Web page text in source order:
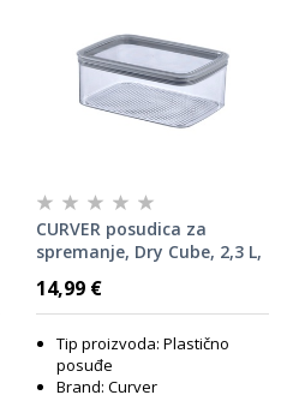
CURVER posudica za
spremanje, Dry Cube, 2,3 L,
Transp./siva boja
14,99 €
Tip proizvoda: Plastično
posuđe
Brand: Curver